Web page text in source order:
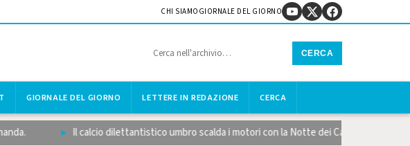
CHI SIAMO GIORNALE DEL GIORNO
CERCA
GIORNALE DEL GIORNO LETTERE IN REDAZIONE CERCA
Il calcio dilettantistico umbro scalda i motori con la Notte dei Calendari